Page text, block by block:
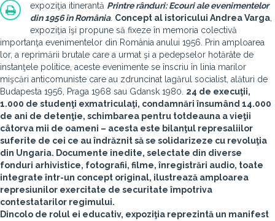
expoziţia itinerantă Printre rânduri: Ecouri ale evenimentelor
din 1956 în România. Concept al istoricului Andrea Varga
expoziţia îşi propune să fixeze în memoria colectivă
importanţa evenimentelor din România anului 1956. Prin amploarea
lor, a reprimării brutale care a urmat şi a pedepselor hotărâte de
instanţele politice, aceste evenimente se înscriu în linia marilor
mişcări anticomuniste care au zdruncinat lagărul socialist, alături de
Budapesta 1956, Praga 1968 sau Gdansk 1980. 24 de execuţii,
1.000 de studenţi exmatriculaţi, condamnări însumând 14.000
de ani de detenţie, schimbarea pentru totdeauna a vieţii
câtorva mii de oameni – acesta este bilanţul represaliilor
suferite de cei ce au îndrăznit să se solidarizeze cu revoluţia
din Ungaria. Documente inedite, selectate din diverse
fonduri arhivistice, fotografii, filme, înregistrări audio, toate
integrate într-un concept original, ilustrează amploarea
represiunilor exercitate de securitate împotriva
contestatarilor regimului.
Dincolo de rolul ei educativ, expoziţia reprezintă un manifest